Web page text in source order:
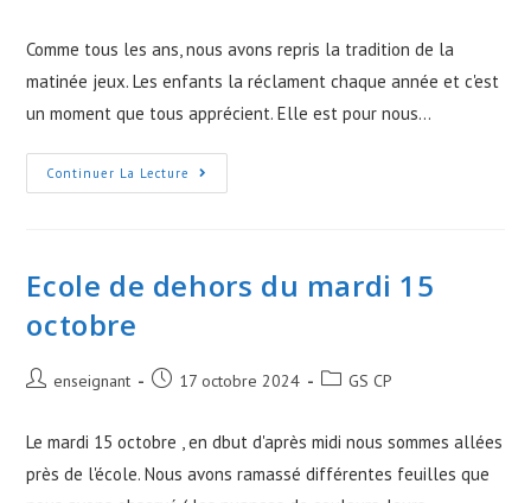
Comme tous les ans, nous avons repris la tradition de la
matinée jeux. Les enfants la réclament chaque année et c'est
un moment que tous apprécient. Elle est pour nous…
Continuer La Lecture Matinée
Jeux
Ecole de dehors du mardi 15
octobre
Postenseignant
Post17 octobre 2024
PostGS CP
Le mardi 15 octobre , en dbut d'après midi nous sommes allées
près de l'école. Nous avons ramassé différentes feuilles que